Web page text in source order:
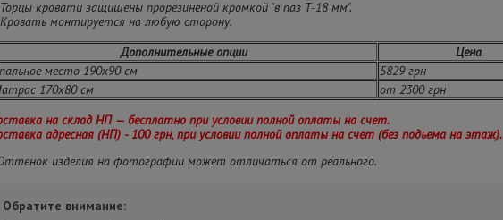
кровати защищены прорезиненой кромкой "в паз Т-18 мм".
монтируется на любую сторону.
Дополнительные опции
Цена
место 190х90 см
5829 грн
170х80 см
от 2300 грн
на склад НП — бесплатно при условии полной оплаты на счет.
адресная (НП) - 100 грн, при условии полной оплаты на счет (без подьема на этаж).
изделия на фотографии может отличаться от реального.
Обратите внимание: